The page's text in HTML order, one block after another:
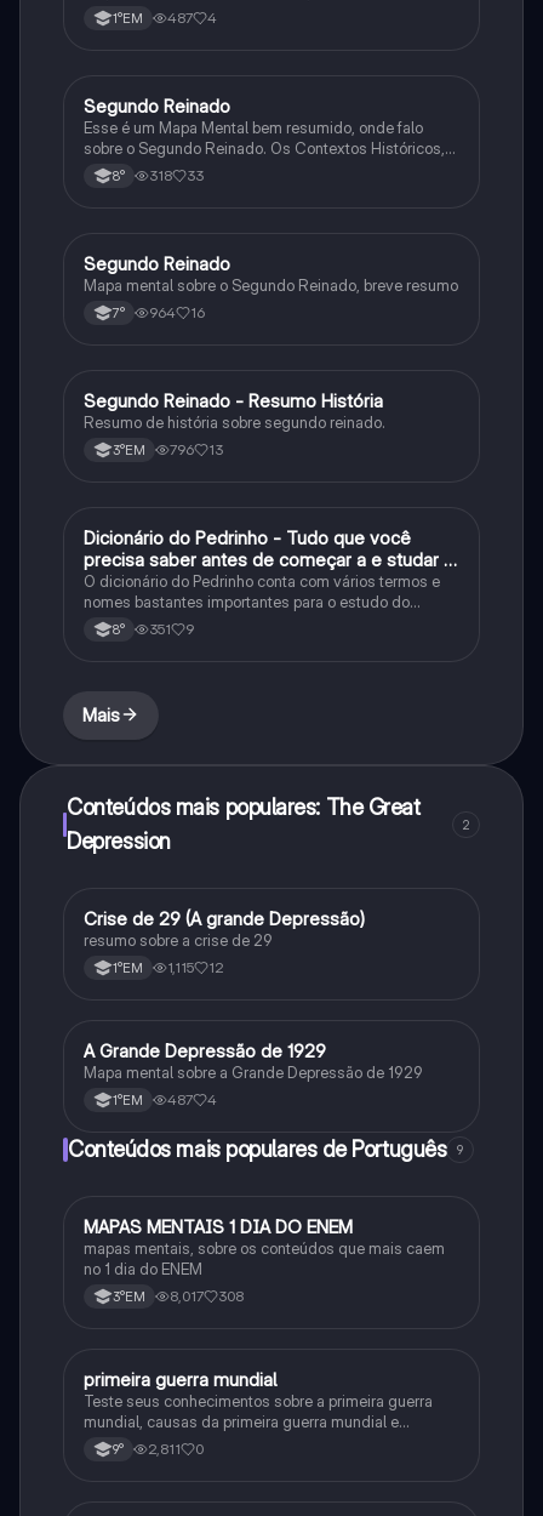
1°EM 487 4
História
Segundo Reinado
Esse é um Mapa Mental bem resumido, onde falo
sobre o Segundo Reinado. Os Contextos Históricos,
Monarquia, Aspectos Políticos, Economia, Sociedade,
Cultura, Conflitos e Crises e Proclamação da
8° 318 33
História
Segundo Reinado
Mapa mental sobre o Segundo Reinado, breve resumo
7° 964 16
História
Segundo Reinado - Resumo História
Resumo de história sobre segundo reinado.
3°EM 796 13
História
Dicionário do Pedrinho - Tudo que você
precisa saber antes de começar a e studar o
segundo reinado!
O dicionário do Pedrinho conta com vários termos e
nomes bastantes importantes para o estudo do
segundo reinado e muito mais.
8° 351 9
Mais
Conteúdos mais populares: The Great
Depression
2
História
Crise de 29 (A grande Depressão)
resumo sobre a crise de 29
1°EM 1,115 12
História
A Grande Depressão de 1929
Mapa mental sobre a Grande Depressão de 1929
1°EM 487 4
Conteúdos mais populares de Português 9
Português
MAPAS MENTAIS 1 DIA DO ENEM
mapas mentais, sobre os conteúdos que mais caem
no 1 dia do ENEM
3°EM 8,017 308
História
primeira guerra mundial
Teste seus conhecimentos sobre a primeira guerra
mundial, causas da primeira guerra mundial e
consequências da Primeira Guerra Mundial, fases da
primeira guerra mundial
9° 2,811 0